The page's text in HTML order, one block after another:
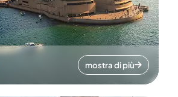
mostra di più